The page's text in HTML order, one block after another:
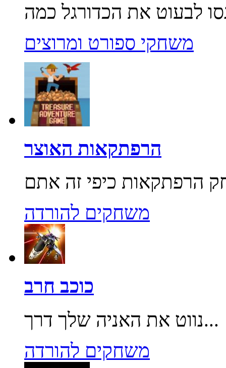
משחקי ספורט ומרוצים
הרפתקאות האוצר
משחקים להורדה
כוכב חרב
נווט את האניה שלך דרך...
משחקים להורדה